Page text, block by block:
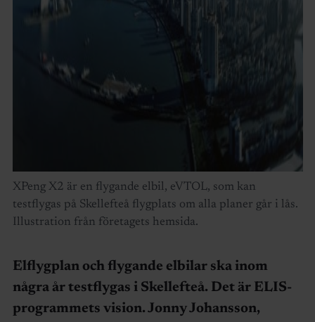
XPeng X2 är en flygande elbil, eVTOL, som kan
testflygas på Skellefteå flygplats om alla planer går i lås.
Illustration från företagets hemsida.
Elflygplan och flygande elbilar ska inom
några år testflygas i Skellefteå. Det är ELIS-
programmets vision. Jonny Johansson,